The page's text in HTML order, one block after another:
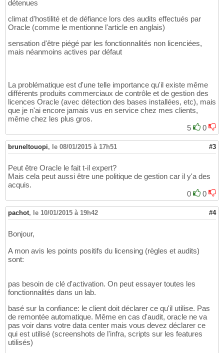
détenues
climat d'hostilité et de défiance lors des audits effectués par
Oracle (comme le mentionne l'article en anglais)
sensation d'être piégé par les fonctionnalités non licenciées,
mais néanmoins actives par défaut
La problématique est d'une telle importance qu'il existe même
différents produits commerciaux de contrôle et de gestion des
licences Oracle (avec détection des bases installées, etc), mais
que je n'ai encore jamais vus en service chez mes clients,
même chez les plus gros.
5
0
bruneltouopi, le 08/01/2015 à 17h51 #3
Peut être Oracle le fait t-il expert?
Mais cela peut aussi être une politique de gestion car il y'a des
acquis.
0
0
pachot, le 10/01/2015 à 19h42 #4
Bonjour,
A mon avis les points positifs du licensing (règles et audits)
sont:
pas besoin de clé d'activation. On peut essayer toutes les
fonctionnalités dans un lab.
basé sur la confiance: le client doit déclarer ce qu'il utilise. Pas
de remontée automatique. Même en cas d'audit, oracle ne va
pas voir dans votre data center mais vous devez déclarer ce
qui est utilisé (screenshots de l'infra, scripts sur les features
utilisés)